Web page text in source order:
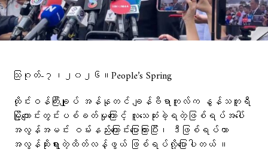
သြဂုတ်-၇၊၂၀၂၆။People’s Spring
ထိုင်းဝန်ကြီးချုပ် အန်နုတင် ချန်ဗီရာကူလ်က နွန်သဘူရီ
မြို့ကျောင်းတွင်းပစ်ခတ်မှုကြောင့် လူသေဆုံးခဲ့ရတဲ့ဖြစ်ရပ်အပေါ်
အလွန်အမင်း ဝမ်းနည်းကြောင်းပြောကြားပြီး၊ ဒီဖြစ်ရပ်ဟာ
အလွန်ဆိုးရွားတဲ့ထိတ်လန့်ဖွယ် ဖြစ်ရပ်လို့​ပြောပါတယ် ။